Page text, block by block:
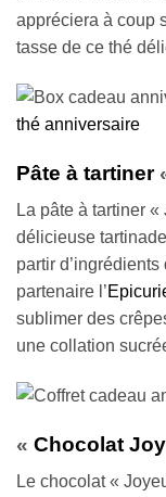
appréciera à coup
tasse de ce thé
thé anniversaire
Pâte à tartiner
La pâte à tartiner
délicieuse
partir
partenaire l’
sublimer des
une collation
« Chocolat
Le chocolat «